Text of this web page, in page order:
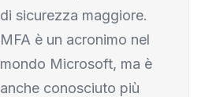
di sicurezza maggiore.
MFA è un acronimo nel
mondo Microsoft, ma è
anche conosciuto più